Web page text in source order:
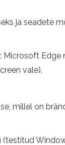
ja seadete
Microsoft Edge
vale).
millel on